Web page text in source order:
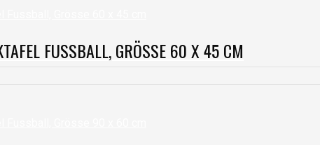
FUSSBALL, GRÖSSE 60 X 45 CM